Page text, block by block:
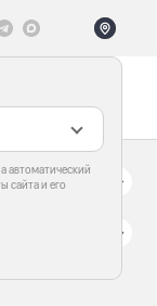
автоматический
сайта и его